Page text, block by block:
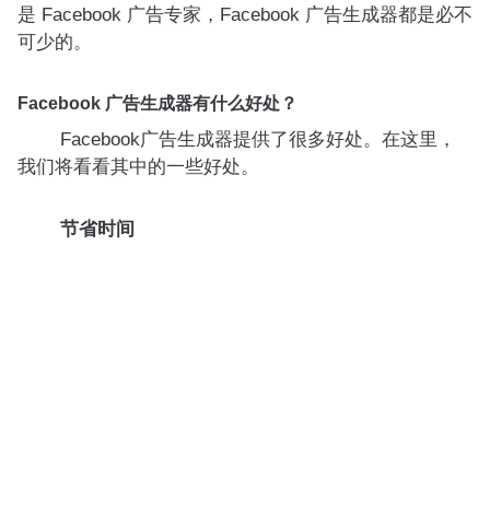
是 Facebook 广告专家，Facebook 广告生成器都是必不
可少的。
Facebook 广告生成器有什么好处？
Facebook广告生成器提供了很多好处。在这里，
我们将看看其中的一些好处。
节省时间